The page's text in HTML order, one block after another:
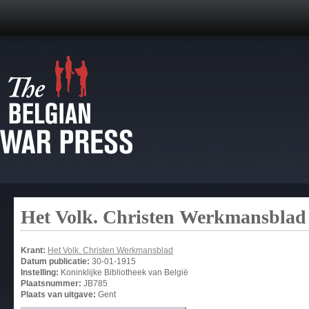
Het Volk. Christen Werkmansblad
Krant: Het Volk. Christen Werkmansblad
Datum publicatie: 30-01-1915
Instelling: Koninklijke Bibliotheek van België
Plaatsnummer: JB785
Plaats van uitgave: Gent